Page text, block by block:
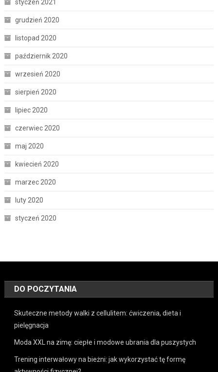
styczeń 2021
grudzień 2020
listopad 2020
październik 2020
wrzesień 2020
sierpień 2020
lipiec 2020
czerwiec 2020
maj 2020
kwiecień 2020
marzec 2020
luty 2020
styczeń 2020
DO POCZYTANIA
Skuteczne metody walki z cellulitem: ćwiczenia, dieta i
pielęgnacja
Moda XXL na zimę: ciepłe i modowe ubrania dla puszystych
Trening interwałowy na bieżni: jak wykorzystać tę formę